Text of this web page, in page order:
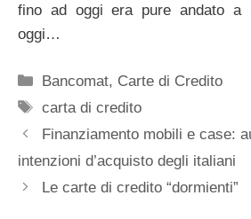
fino ad oggi era pure andato a
oggi…
Categorie
Bancomat, Carte di Credito
Tag
carta di credito
Finanziamento mobili e case:
intenzioni d’acquisto degli italiani
Le carte di credito “dormienti”